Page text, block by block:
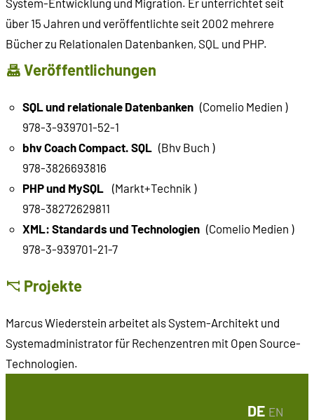
System-Entwicklung und Migration. Er unterrichtet seit
über 15 Jahren und veröffentlichte seit 2002 mehrere
Bücher zu Relationalen Datenbanken, SQL und PHP.
Veröffentlichungen
SQL und relationale Datenbanken (Comelio Medien )
978-3-939701-52-1
bhv Coach Compact. SQL
(Bhv Buch )
978-3826693816
PHP und MySQL
(Markt+Technik )
978-38272629811
XML: Standards und Technologien (Comelio Medien )
978-3-939701-21-7
Projekte
Marcus Wiederstein arbeitet als System-Architekt und
Systemadministrator für Rechenzentren mit Open Source-
Technologien.
DE EN